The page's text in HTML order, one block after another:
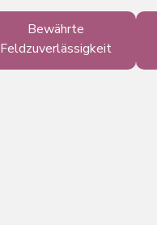
Bewährte
Feldzuverlässigkeit